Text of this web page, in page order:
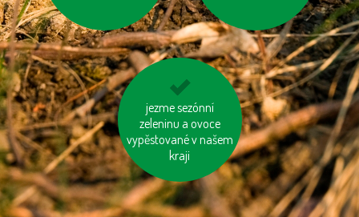
jezme sezónní
zeleninu a ovoce
vypěstované v našem
kraji
vzniklý odpad třiďme